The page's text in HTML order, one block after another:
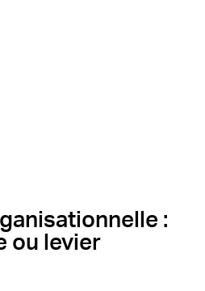
:
ou levier